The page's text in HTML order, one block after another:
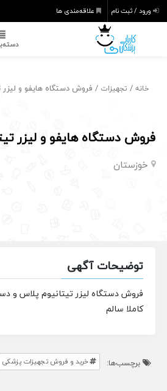
ورود / ثبت نام علاقه‌مندی ها
خانه / تجهیزات / فروش دستگاه هایفو و لیزر
فروش دستگاه هایفو و لیزر
خوزستان
توضیحات آگهی
فروش دستگاه لیزر تیتانیوم پلاس و
کاملا سالم
برچسب‌ها: خرید و فروش تجهیزات پزشکی